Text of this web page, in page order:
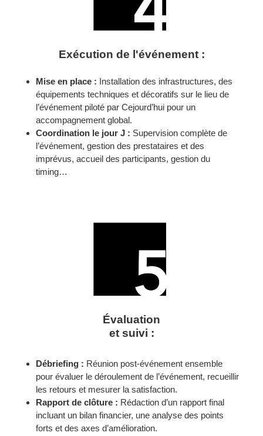
Exécution de l'événement :
Mise en place : Installation des infrastructures, des
équipements techniques et décoratifs sur le lieu de
l’événement piloté par Cejourd’hui pour un
accompagnement global.
Coordination le jour J : Supervision complète de
l’événement, gestion des prestataires et des
imprévus, accueil des participants, gestion du
timing…
Évaluation
et suivi :
Débriefing : Réunion post-événement ensemble
pour évaluer le déroulement de l’événement, recueillir
les retours et mesurer la satisfaction.
Rapport de clôture : Rédaction d’un rapport final
incluant un bilan financier, une analyse des points
forts et des axes d’amélioration.